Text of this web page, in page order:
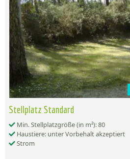
Stellplatz Standard
Min. Stellplatzgröße (in m²): 80
Haustiere: unter Vorbehalt akzeptiert
Strom